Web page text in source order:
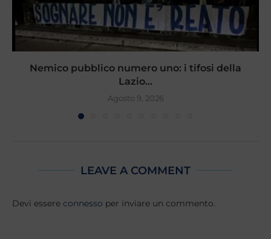
Nemico pubblico numero uno: i tifosi della
Lazio...
Agosto 9, 2026
LEAVE A COMMENT
Devi essere connesso per inviare un commento.